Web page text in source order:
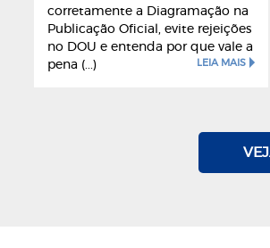
corretamente a Diagramação na
Publicação Oficial, evite rejeições
no DOU e entenda por que vale a
pena (...)
LEIA MAIS